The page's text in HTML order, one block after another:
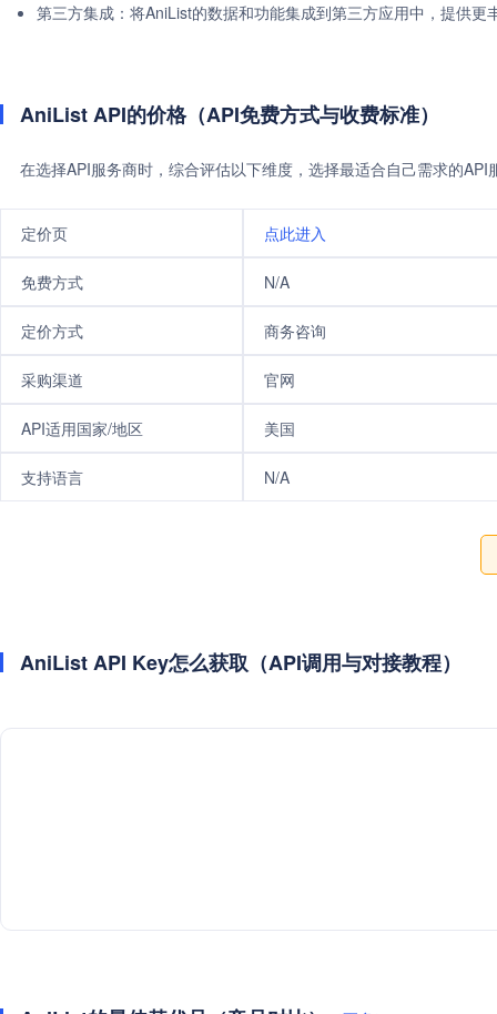
第三方集成：将AniList的数据和功能集成到第三方应用中，提供更
AniList API的价格（API免费方式与收费标准）
在选择API服务商时，综合评估以下维度，选择最适合自己需求的
定价页 点此进入
免费方式 N/A
定价方式 商务咨询
采购渠道 官网
API适用国家/地区 美国
支持语言 N/A
AniList API Key怎么获取（API调用与对接教程）